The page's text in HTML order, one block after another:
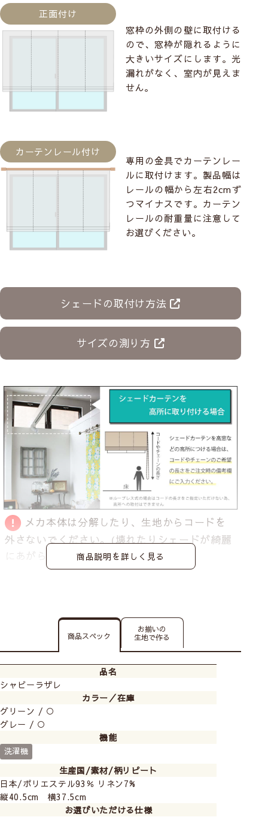
正面付け
窓枠の外側の壁に取付ける
ので、窓枠が隠れるように
大きいサイズにします。光
漏れがなく、室内が見えま
せん。
カーテンレール付け
専用の金具でカーテンレー
ルに取付けます。製品幅は
レールの幅から左右2cmず
つマイナスです。カーテン
レールの耐重量に注意して
お選びください。
シェードの取付け方法
サイズの測り方
メカ本体は分解したり、生地からコードを
外さないでください。(壊れたりシェードが綺麗
にあがらなくなる恐れがあります)
商品説明を詳しく見る
商品スペック
お揃いの
生地で作る
品名
シャビーラザレ
カラー／在庫
グリーン / ○
グレー / ○
機能
洗濯機
生産国/素材/柄リピート
日本/ポリエステル93％ リネン7%
縦40.5cm 横37.5cm
お選びいただける仕様